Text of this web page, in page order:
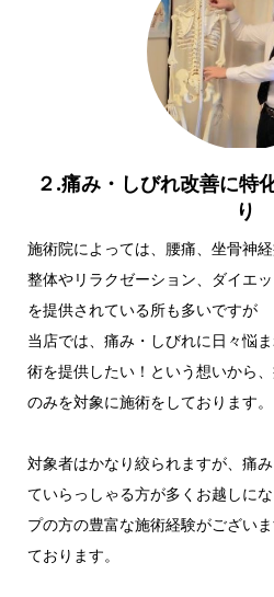
２.痛み・しびれ改善に特
り
施術院によっては、腰痛、坐骨神
整体やリラクゼーション、ダイエ
を提供されている所も多いですが
当店では、痛み・しびれに日々悩
術を提供したい！という想いから
のみを対象に施術をしております。
対象者はかなり絞られますが、痛
ていらっしゃる方が多くお越しに
プの方の豊富な施術経験がござい
ております。